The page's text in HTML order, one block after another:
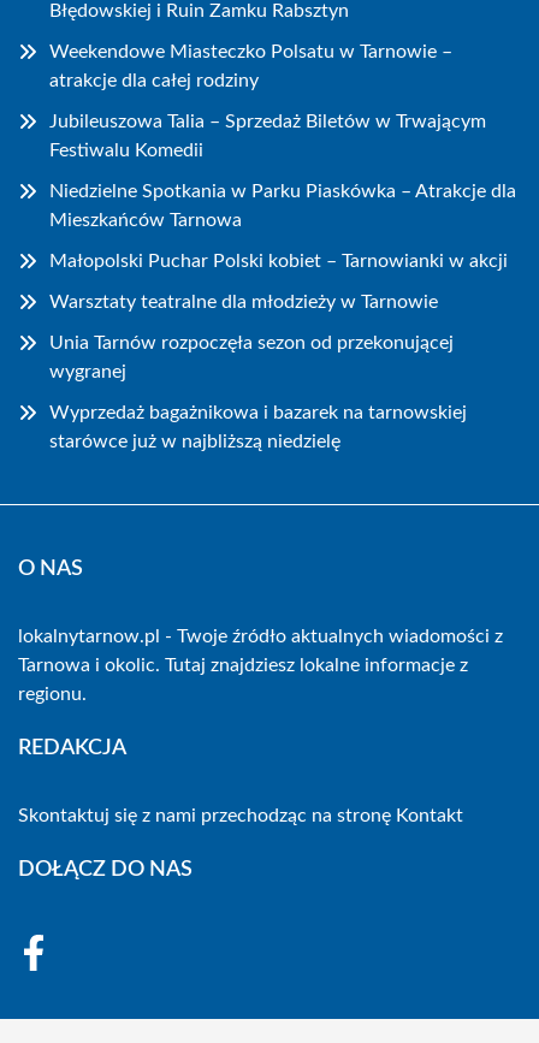
Błędowskiej i Ruin Zamku Rabsztyn
Weekendowe Miasteczko Polsatu w Tarnowie –
atrakcje dla całej rodziny
Jubileuszowa Talia – Sprzedaż Biletów w Trwającym
Festiwalu Komedii
Niedzielne Spotkania w Parku Piaskówka – Atrakcje dla
Mieszkańców Tarnowa
Małopolski Puchar Polski kobiet – Tarnowianki w akcji
Warsztaty teatralne dla młodzieży w Tarnowie
Unia Tarnów rozpoczęła sezon od przekonującej
wygranej
Wyprzedaż bagażnikowa i bazarek na tarnowskiej
starówce już w najbliższą niedzielę
O NAS
lokalnytarnow.pl - Twoje źródło aktualnych wiadomości z
Tarnowa i okolic. Tutaj znajdziesz lokalne informacje z
regionu.
REDAKCJA
Skontaktuj się z nami przechodząc na stronę Kontakt
DOŁĄCZ DO NAS